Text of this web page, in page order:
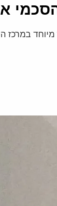
במרכז